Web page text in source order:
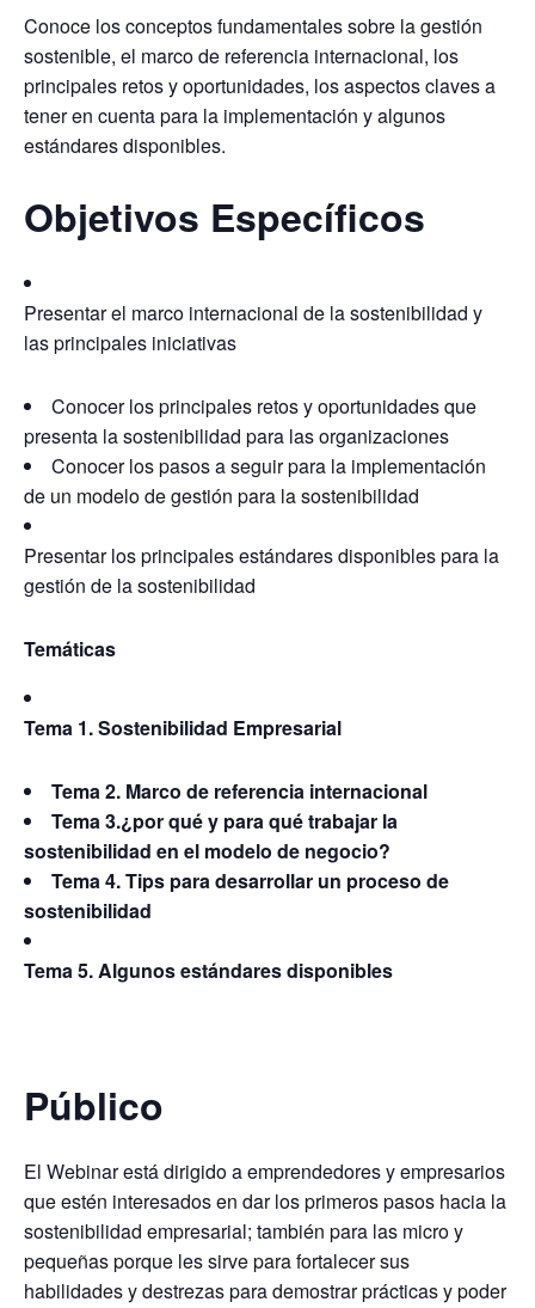
Conoce los conceptos fundamentales sobre la gestión
sostenible, el marco de referencia internacional, los
principales retos y oportunidades, los aspectos claves a
tener en cuenta para la implementación y algunos
estándares disponibles.
Objetivos Específicos
Presentar el marco internacional de la sostenibilidad y
las principales iniciativas
Conocer los principales retos y oportunidades que
presenta la sostenibilidad para las organizaciones
Conocer los pasos a seguir para la implementación
de un modelo de gestión para la sostenibilidad
Presentar los principales estándares disponibles para la
gestión de la sostenibilidad
Temáticas
Tema 1. Sostenibilidad Empresarial
Tema 2. Marco de referencia internacional
Tema 3.¿por qué y para qué trabajar la
sostenibilidad en el modelo de negocio?
Tema 4. Tips para desarrollar un proceso de
sostenibilidad
Tema 5. Algunos estándares disponibles
Público
El Webinar está dirigido a emprendedores y empresarios
que estén interesados en dar los primeros pasos hacia la
sostenibilidad empresarial; también para las micro y
pequeñas porque les sirve para fortalecer sus
habilidades y destrezas para demostrar prácticas y poder